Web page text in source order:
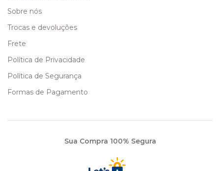
Sobre nós
Trocas e devoluções
Frete
Política de Privacidade
Política de Segurança
Formas de Pagamento
Sua Compra 100% Segura